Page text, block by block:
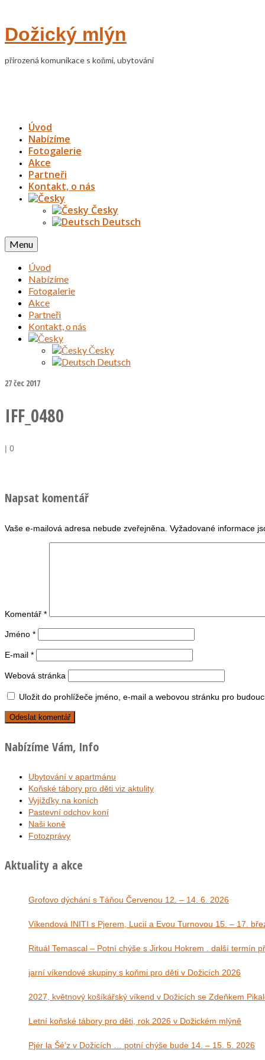
Dožický mlýn
přirozená komunikace s koňmi, ubytování
Úvod
Nabízíme
Fotogalerie
Akce
Partneři
Kontakt, o nás
Česky
Deutsch
Menu
Úvod
Nabízíme
Fotogalerie
Akce
Partneři
Kontakt, o nás
Česky
Deutsch
27čec 2017
IFF_0480
| 0
Napsat komentář
Vaše e-mailová adresa nebude zveřejněna. Vyžadované informace
Komentář *
Jméno *
E-mail *
Webová stránka
Uložit do prohlížeče jméno, e-mail a webovou stránku pro
Nabízíme Vám, Info
Ubytování v apartmánu
Koňské tábory pro děti viz aktulity
Vyjížďky na koních
Pastevní odchov koní
Naši koně
Fotozprávy
Aktuality a akce
Grofovo dýchání s Táňou Červenou 12. – 14. 6. 2026
Víkendová INITI s Pjerem, Lucií a Evou
Rituál Temascal – Potní chýše s Jirkou Hokrem . další termín
jarní víkendové skupiny s koňmi pro děti v Dožicích 2026
2027, květnový košíkářský víkend v Dožicích se Zdeňkem
Letní koňské tábory pro děti, rok 2026 v Dožickém mlýně
Pjér la Šé’z v Dožicích … potní chýše bude 14. – 15. 5. 2026